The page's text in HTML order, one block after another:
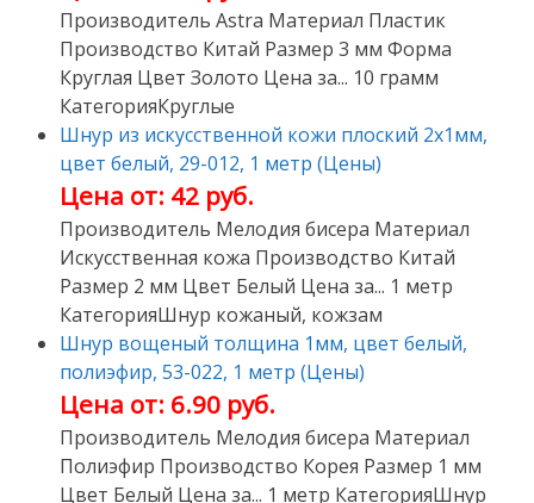
Производитель Astra Материал Пластик
Производство Китай Размер 3 мм Форма
Круглая Цвет Золото Цена за... 10 грамм
КатегорияКруглые
Шнур из искусственной кожи плоский 2х1мм,
цвет белый, 29-012, 1 метр (Цены)
Цена от: 42 руб.
Производитель Мелодия бисера Материал
Искусственная кожа Производство Китай
Размер 2 мм Цвет Белый Цена за... 1 метр
КатегорияШнур кожаный, кожзам
Шнур вощеный толщина 1мм, цвет белый,
полиэфир, 53-022, 1 метр (Цены)
Цена от: 6.90 руб.
Производитель Мелодия бисера Материал
Полиэфир Производство Корея Размер 1 мм
Цвет Белый Цена за... 1 метр КатегорияШнур